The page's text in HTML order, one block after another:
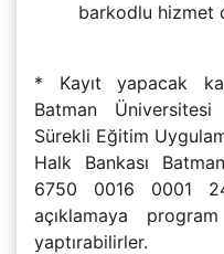
barkodlu hizmet
* Kayıt yapacak
Batman
Sürekli Eğitim
Halk Bankası
6750 0016 0001
açıklamaya
yaptırabilirler.